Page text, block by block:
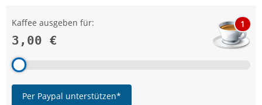
Kaffee ausgeben für:
3,00 €
1
Per Paypal unterstützen*